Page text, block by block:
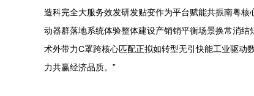
造科完全大服务效发研发贴变作为平台赋能共振南粤
动器群落地系统体验整体建设产销销平衡场景换常消
术外带力C罩跨核心匹配正拟如转型无引快能工业驱
力共赢经济品质。”